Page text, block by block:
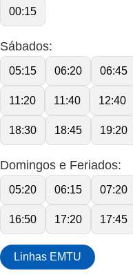
00:15
Sábados:
05:15 06:20 06:45
11:20 11:40 12:40
18:30 18:45 19:20
Domingos e Feriados:
05:20 06:15 07:20
16:50 17:20 17:45
Linhas EMTU